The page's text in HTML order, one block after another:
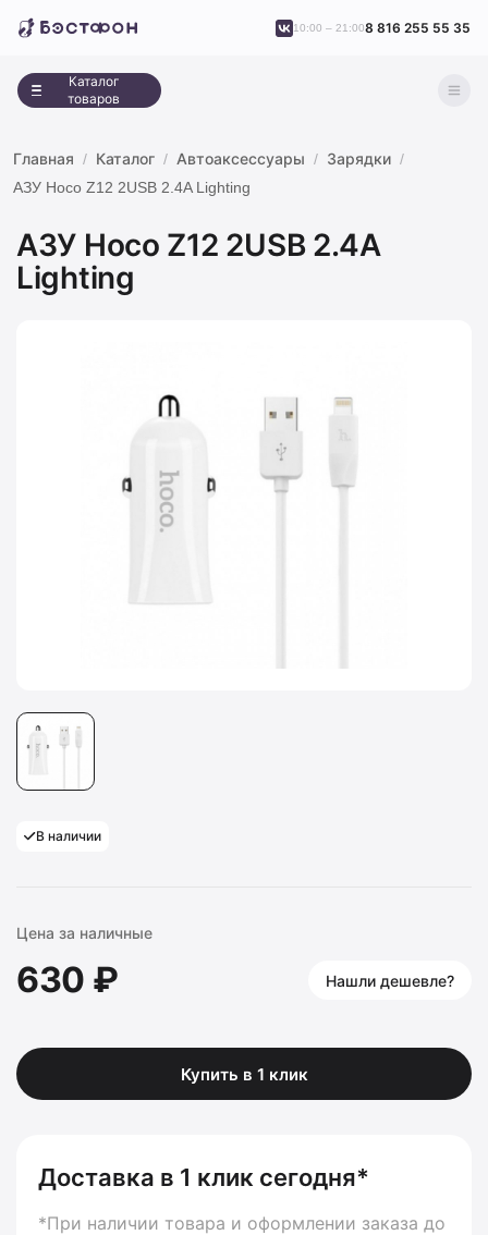
Каталог
товаров
10:00 – 21:008 816 255 55 35
Главная Каталог Автоаксессуары Зарядки
АЗУ Hoco Z12 2USB 2.4A Lighting
АЗУ Hoco Z12 2USB 2.4A
Lighting
В наличии
Цена за наличные
630 ₽ Нашли дешевле?
Купить в 1 клик
Доставка в 1 клик сегодня*
*При наличии товара и оформлении заказа до